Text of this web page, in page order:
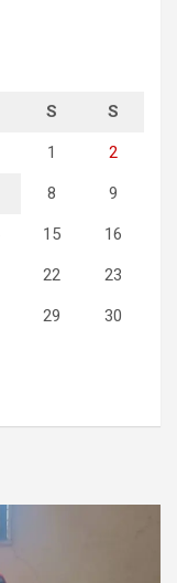
S S
1 2
8 9
15 16
22 23
29 30